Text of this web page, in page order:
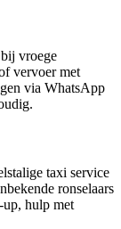
vroege
vervoer met
via WhatsApp
taxi service
ronselaars
hulp met